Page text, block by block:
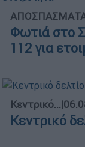
Φωτιά στο
112 για
Κεντρικό...|
Κεντρικό